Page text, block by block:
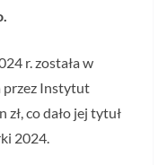
r. została w
przez Instytut
co dało jej tytuł
2024.